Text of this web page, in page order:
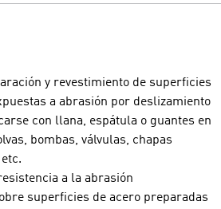
y revestimiento de superficies
a abrasión por deslizamiento
con llana, espátula o guantes en
bombas, válvulas, chapas
a la abrasión
superficies de acero preparadas